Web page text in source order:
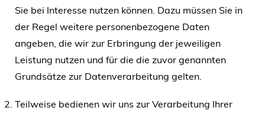
Sie bei Interesse nutzen können. Dazu müssen Sie in
der Regel weitere personenbezogene Daten
angeben, die wir zur Erbringung der jeweiligen
Leistung nutzen und für die die zuvor genannten
Grundsätze zur Datenverarbeitung gelten.
Teilweise bedienen wir uns zur Verarbeitung Ihrer